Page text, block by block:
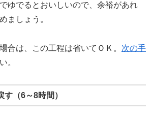
ゆでるとおいしいので、余裕があれ
ましょう。
合は、この工程は省いてＯＫ。 次の手
。
（6～8時間）